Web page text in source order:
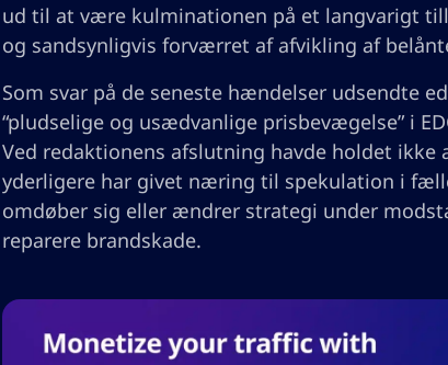
ud til at være kulminationen på et langvarigt
og sandsynligvis forværret af afvikling af
Som svar på de seneste hændelser udsendte
“pludselige og usædvanlige prisbevægelse” i
Ved redaktionens afslutning havde holdet
yderligere har givet næring til spekulation i
omdøber sig eller ændrer strategi under
reparere brandskade.